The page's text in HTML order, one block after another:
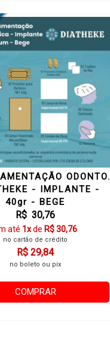
ODONTO.
- IMPLANTE -
40gr - BEGE
R$ 30,76
até 1xde R$ 30,76
no cartão de crédito
R$ 29,84
no boleto ou pix
COMPRAR